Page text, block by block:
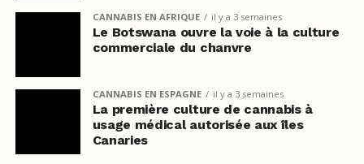
CANNABIS EN AFRIQUE il y a 3 semaines
Le Botswana ouvre la voie à la culture
commerciale du chanvre
CANNABIS EN ESPAGNE il y a 3 semaines
La première culture de cannabis à
usage médical autorisée aux îles
Canaries